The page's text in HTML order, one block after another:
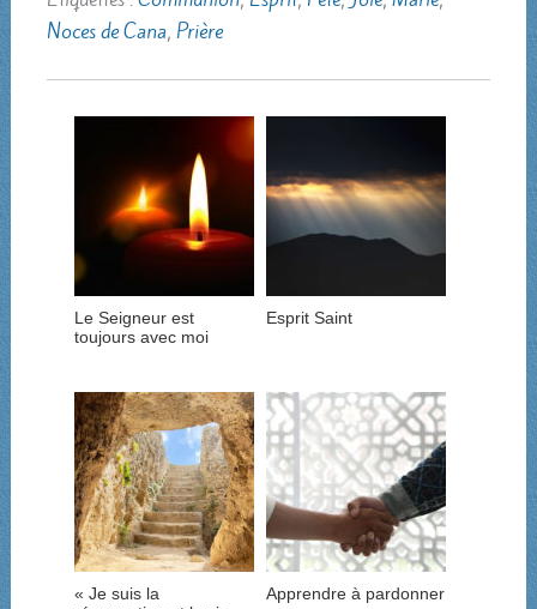
Noces de Cana, Prière
Le Seigneur est
toujours avec moi
Esprit Saint
« Je suis la
Apprendre à pardonner